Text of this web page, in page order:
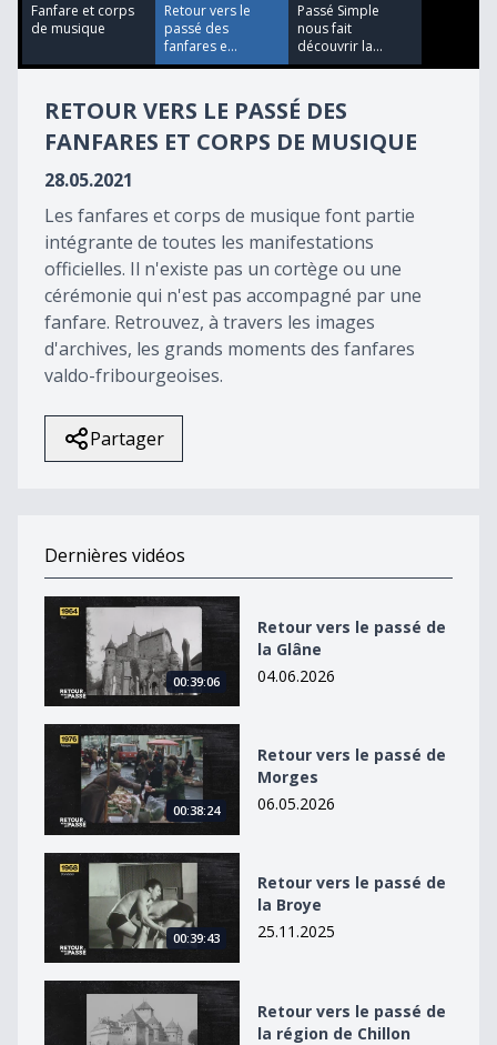
24
seconds
Fanfare et corps
de musique
Retour vers le
passé des
fanfares e...
Passé Simple
nous fait
découvrir la...
RETOUR VERS LE PASSÉ DES
FANFARES ET CORPS DE MUSIQUE
28.05.2021
Les fanfares et corps de musique font partie
intégrante de toutes les manifestations
officielles. Il n'existe pas un cortège ou une
cérémonie qui n'est pas accompagné par une
fanfare. Retrouvez, à travers les images
d'archives, les grands moments des fanfares
valdo-fribourgeoises.
Partager
Dernières vidéos
Retour vers le passé de la Glâne
00:39:06
Retour vers le passé de
la Glâne
04.06.2026
Retour vers le passé de Morges
00:38:24
Retour vers le passé de
Morges
06.05.2026
Retour vers le passé de la Broye
00:39:43
Retour vers le passé de
la Broye
25.11.2025
Retour vers le passé de la région de Chillon
Retour vers le passé de
la région de Chillon